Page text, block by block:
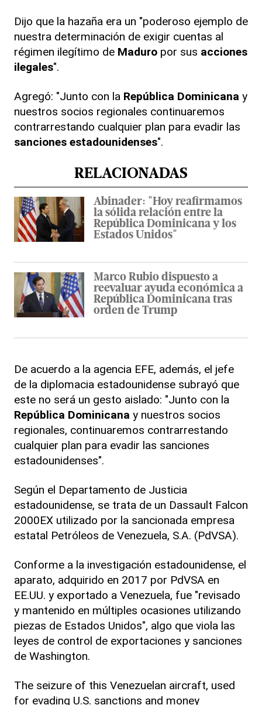
Dijo que la hazaña era un "poderoso ejemplo de
nuestra determinación de exigir cuentas al
régimen ilegítimo de Maduro por sus acciones
ilegales".
Agregó: "Junto con la República Dominicana y
nuestros socios regionales continuaremos
contrarrestando cualquier plan para evadir las
sanciones estadounidenses".
RELACIONADAS
Abinader: "Hoy reafirmamos
la sólida relación entre la
República Dominicana y los
Estados Unidos"
Marco Rubio dispuesto a
reevaluar ayuda económica a
República Dominicana tras
orden de Trump
De acuerdo a la agencia EFE, además, el jefe
de la diplomacia estadounidense subrayó que
este no será un gesto aislado: "Junto con la
República Dominicana y nuestros socios
regionales, continuaremos contrarrestando
cualquier plan para evadir las sanciones
estadounidenses".
Según el Departamento de Justicia
estadounidense, se trata de un Dassault Falcon
2000EX utilizado por la sancionada empresa
estatal Petróleos de Venezuela, S.A. (PdVSA).
Conforme a la investigación estadounidense, el
aparato, adquirido en 2017 por PdVSA en
EE.UU. y exportado a Venezuela, fue "revisado
y mantenido en múltiples ocasiones utilizando
piezas de Estados Unidos", algo que viola las
leyes de control de exportaciones y sanciones
de Washington.
The seizure of this Venezuelan aircraft, used
for evading U.S. sanctions and money